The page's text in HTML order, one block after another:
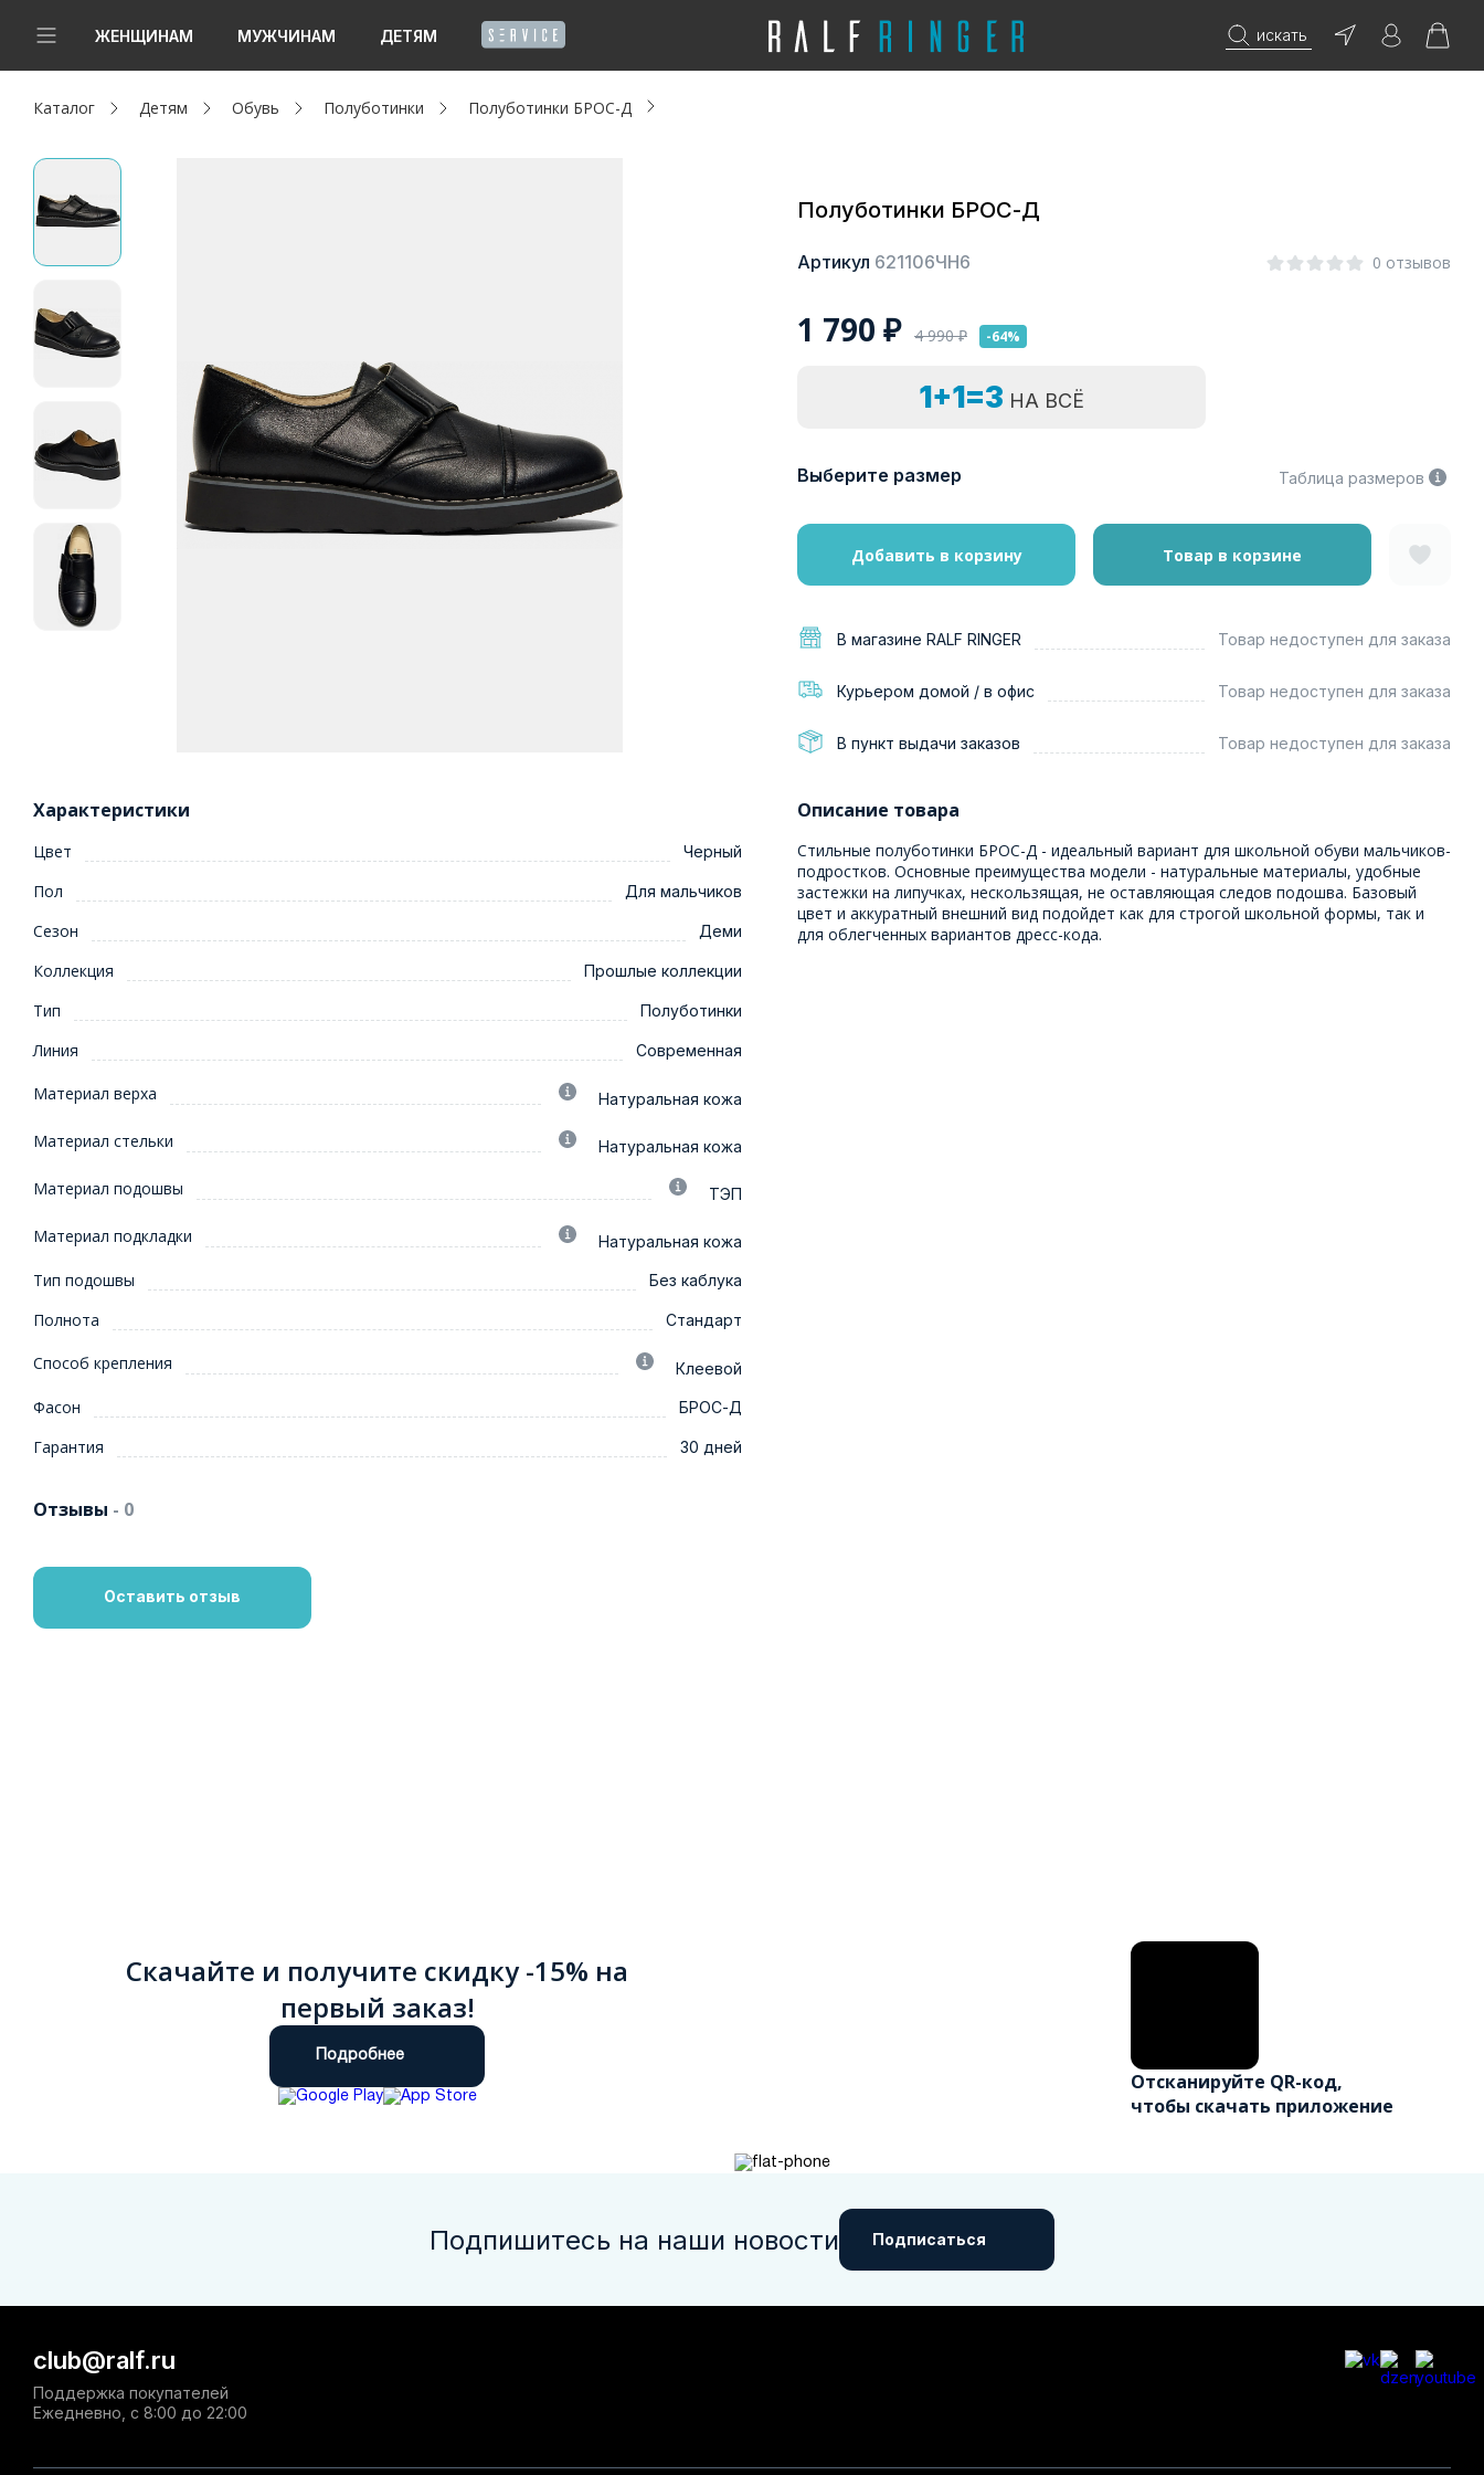
ЖЕНЩИНАМ МУЖЧИНАМ ДЕТЯМ искать
Новинки
Женщинам
Мужчинам
Капсула
Акции / Новости
Адреса магазинов
Каталог Детям Обувь Полуботинки Полуботинки БРОС-Д
Полуботинки БРОС-Д
Артикул 621106ЧН6 0 отзывов
1 790 ₽ 4 990₽ -64%
1+1=3 НА ВСЁ
Выберите размер Таблица размеров
Добавить в корзину Товар в корзине
В магазине RALF RINGER Товар недоступен для заказа
Курьером домой / в офис Товар недоступен для заказа
В пункт выдачи заказов Товар недоступен для заказа
Характеристики
Цвет Черный
Пол Для мальчиков
Сезон Деми
Коллекция Прошлые коллекции
Тип Полуботинки
Линия Современная
Материал верха Натуральная кожа
Материал стельки Натуральная кожа
Материал подошвы ТЭП
Материал подкладки Натуральная кожа
Тип подошвы Без каблука
Полнота Стандарт
Способ крепления Клеевой
Фасон БРОС-Д
Гарантия 30 дней
Описание товара
Стильные полуботинки БРОС-Д - идеальный вариант для школьной обуви мальчиков-
подростков. Основные преимущества модели - натуральные материалы, удобные
застежки на липучках, нескользящая, не оставляющая следов подошва. Базовый
цвет и аккуратный внешний вид подойдет как для строгой школьной формы, так и
для облегченных вариантов дресс-кода.
Отзывы - 0
Оставить отзыв
Скачайте и получите скидку -15% на
первый заказ!
Подробнее
Отсканируйте QR-код,
чтобы скачать приложение
Подпишитесь на наши новости Подписаться
club@ralf.ru
Поддержка покупателей
Ежедневно, с 8:00 до 22:00